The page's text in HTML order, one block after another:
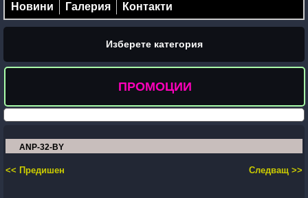
Новини
Галерия Контакти
Изберете категория
ПРОМОЦИИ
ANP-32-BY
<< Предишен Следващ >>